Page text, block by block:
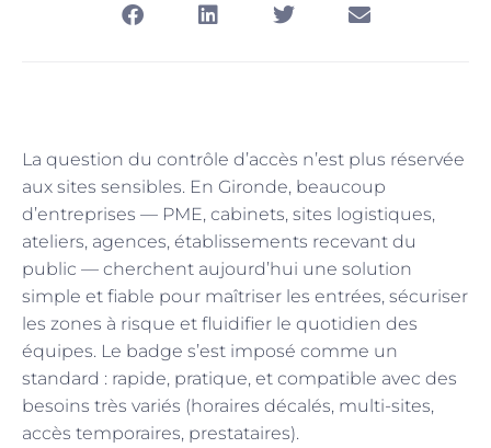
La question du contrôle d’accès n’est plus réservée
aux sites sensibles. En Gironde, beaucoup
d’entreprises — PME, cabinets, sites logistiques,
ateliers, agences, établissements recevant du
public — cherchent aujourd’hui une solution
simple et fiable pour maîtriser les entrées, sécuriser
les zones à risque et fluidifier le quotidien des
équipes. Le badge s’est imposé comme un
standard : rapide, pratique, et compatible avec des
besoins très variés (horaires décalés, multi-sites,
accès temporaires, prestataires).